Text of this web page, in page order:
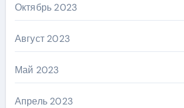
Октябрь 2023
Август 2023
Май 2023
Апрель 2023